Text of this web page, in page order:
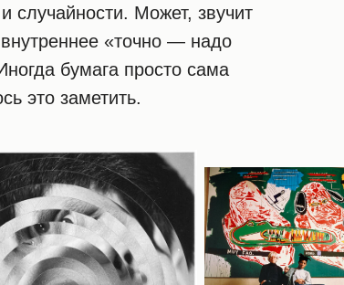
случайности. Может, звучит
«точно — надо
бумага просто сама
это заметить.